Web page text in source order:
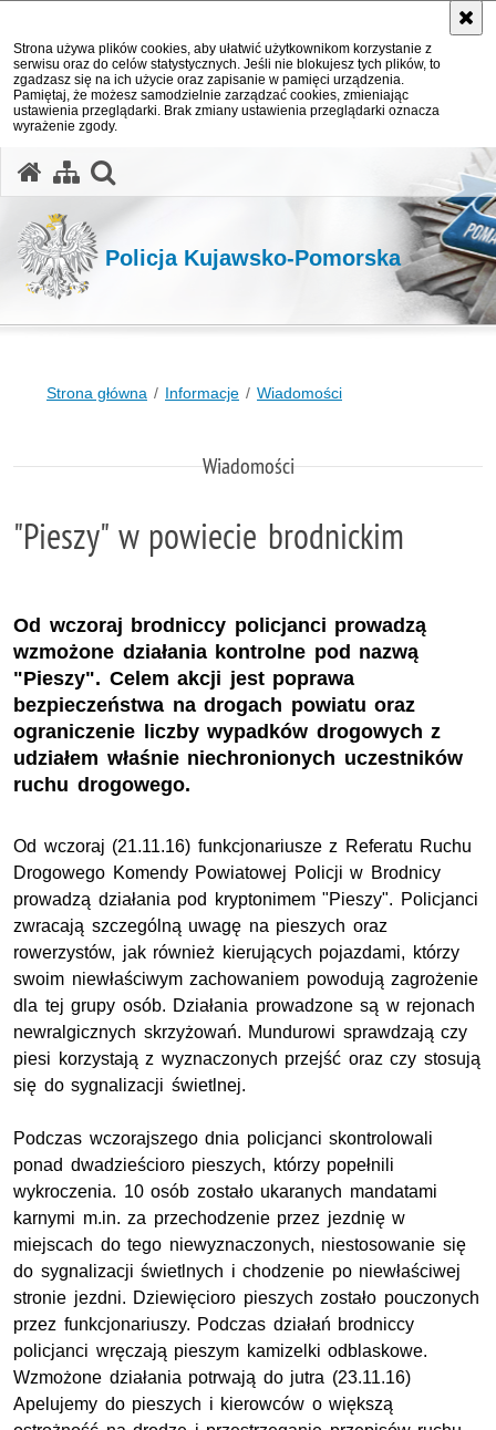
Strona używa plików cookies, aby ułatwić użytkownikom korzystanie z
serwisu oraz do celów statystycznych. Jeśli nie blokujesz tych plików, to
zgadzasz się na ich użycie oraz zapisanie w pamięci urządzenia.
Pamiętaj, że możesz samodzielnie zarządzać cookies, zmieniając
ustawienia przeglądarki. Brak zmiany ustawienia przeglądarki oznacza
wyrażenie zgody.
Policja Kujawsko-Pomorska
Strona główna Informacje Wiadomości
Wiadomości
"Pieszy" w powiecie brodnickim
Od wczoraj brodniccy policjanci prowadzą
wzmożone działania kontrolne pod nazwą
"Pieszy". Celem akcji jest poprawa
bezpieczeństwa na drogach powiatu oraz
ograniczenie liczby wypadków drogowych z
udziałem właśnie niechronionych uczestników
ruchu drogowego.
Od wczoraj (21.11.16) funkcjonariusze z Referatu Ruchu
Drogowego Komendy Powiatowej Policji w Brodnicy
prowadzą działania pod kryptonimem "Pieszy". Policjanci
zwracają szczególną uwagę na pieszych oraz
rowerzystów, jak również kierujących pojazdami, którzy
swoim niewłaściwym zachowaniem powodują zagrożenie
dla tej grupy osób. Działania prowadzone są w rejonach
newralgicznych skrzyżowań. Mundurowi sprawdzają czy
piesi korzystają z wyznaczonych przejść oraz czy stosują
się do sygnalizacji świetlnej.
Podczas wczorajszego dnia policjanci skontrolowali
ponad dwadzieścioro pieszych, którzy popełnili
wykroczenia. 10 osób zostało ukaranych mandatami
karnymi m.in. za przechodzenie przez jezdnię w
miejscach do tego niewyznaczonych, niestosowanie się
do sygnalizacji świetlnych i chodzenie po niewłaściwej
stronie jezdni. Dziewięcioro pieszych zostało pouczonych
przez funkcjonariuszy. Podczas działań brodniccy
policjanci wręczają pieszym kamizelki odblaskowe.
Wzmożone działania potrwają do jutra (23.11.16)
Apelujemy do pieszych i kierowców o większą